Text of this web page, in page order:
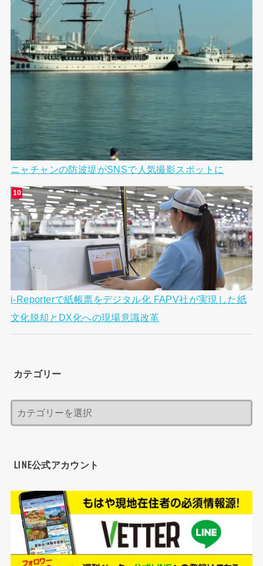
ニャチャンの防波堤がSNSで人気撮影スポットに
i-Reporterで紙帳票をデジタル化 FAPV社が実現した紙
文化脱却とDX化への現場意識改革
カテゴリー
LINE公式アカウント